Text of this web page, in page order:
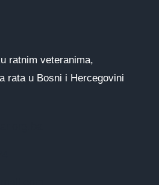
ratnim veteranima,
rata u Bosni i Hercegovini